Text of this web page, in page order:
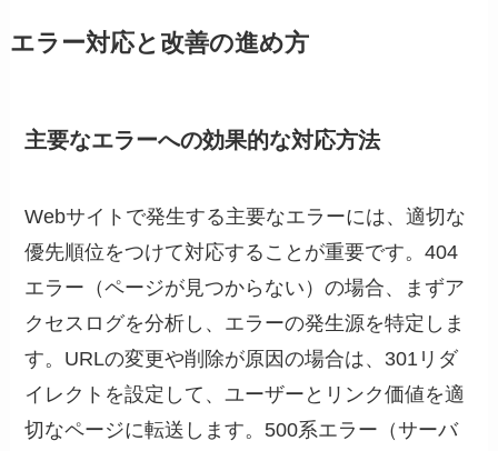
エラー対応と改善の進め方
主要なエラーへの効果的な対応方法
Webサイトで発生する主要なエラーには、適切な
優先順位をつけて対応することが重要です。404
エラー（ページが見つからない）の場合、まずア
クセスログを分析し、エラーの発生源を特定しま
す。URLの変更や削除が原因の場合は、301リダ
イレクトを設定して、ユーザーとリンク価値を適
切なページに転送します。500系エラー（サーバ